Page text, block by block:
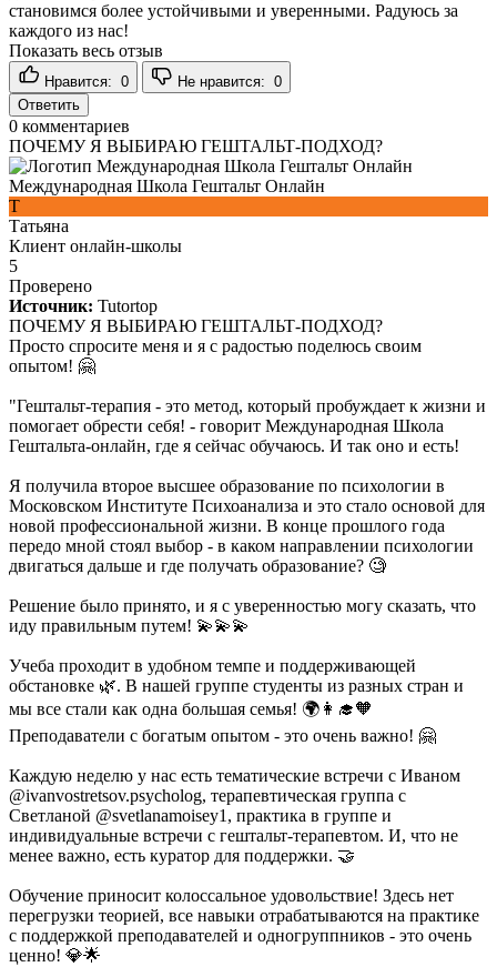
становимся более устойчивыми и уверенными. Радуюсь за
каждого из нас!
Показать весь отзыв
Нравится: 0 Не нравится: 0
Ответить
0 комментариев
ПОЧЕМУ Я ВЫБИРАЮ ГЕШТАЛЬТ-ПОДХОД?
Международная Школа Гештальт Онлайн
Т
Татьяна
Клиент онлайн-школы
5
Проверено
Источник: Tutortop
ПОЧЕМУ Я ВЫБИРАЮ ГЕШТАЛЬТ-ПОДХОД?
Просто спросите меня и я с радостью поделюсь своим
опытом! 🤗
"Гештальт-терапия - это метод, который пробуждает к жизни и
помогает обрести себя! - говорит Международная Школа
Гештальта-онлайн, где я сейчас обучаюсь. И так оно и есть!
Я получила второе высшее образование по психологии в
Московском Институте Психоанализа и это стало основой для
новой профессиональной жизни. В конце прошлого года
передо мной стоял выбор - в каком направлении психологии
двигаться дальше и где получать образование? 🧐
Решение было принято, и я с уверенностью могу сказать, что
иду правильным путем! 💫💫💫
Учеба проходит в удобном темпе и поддерживающей
обстановке 🌿. В нашей группе студенты из разных стран и
мы все стали как одна большая семья! 🌍👩‍🎓🧡
Преподаватели с богатым опытом - это очень важно! 🤗
Каждую неделю у нас есть тематические встречи с Иваном
@ivanvostretsov.psycholog, терапевтическая группа с
Светланой @svetlanamoisey1, практика в группе и
индивидуальные встречи с гештальт-терапевтом. И, что не
менее важно, есть куратор для поддержки. 🤝
Обучение приносит колоссальное удовольствие! Здесь нет
перегрузки теорией, все навыки отрабатываются на практике
с поддержкой преподавателей и одногруппников - это очень
ценно! 💎🌟